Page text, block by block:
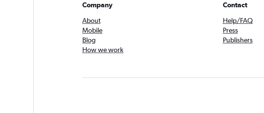
Company
About
Mobile
Blog
How we work
Contact
Help/FAQ
Press
Publishers